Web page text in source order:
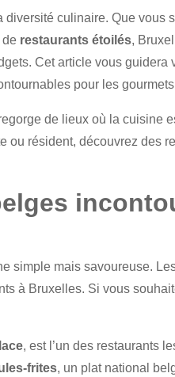
culinaire. Que vous
de restaurants étoilés,
Cet article vous guidera
pour les
de lieux où la cuisine
ou résident, découvrez des
simple mais savoureuse.
à Bruxelles. Si vous
, est l’un des restaurants
frites, un plat national